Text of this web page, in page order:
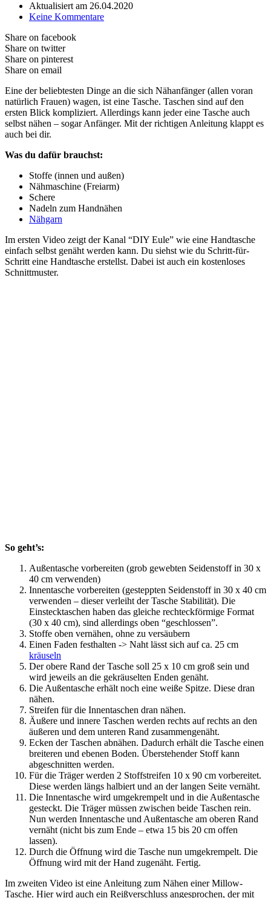
Aktualisiert am 26.04.2020
Keine Kommentare
Share on facebook
Share on twitter
Share on pinterest
Share on email
Eine der beliebtesten Dinge an die sich Nähanfänger (allen voran
natürlich Frauen) wagen, ist eine Tasche. Taschen sind auf den
ersten Blick kompliziert. Allerdings kann jeder eine Tasche auch
selbst nähen – sogar Anfänger. Mit der richtigen Anleitung klappt es
auch bei dir.
Was du dafür brauchst:
Stoffe (innen und außen)
Nähmaschine (Freiarm)
Schere
Nadeln zum Handnähen
Nähgarn
Im ersten Video zeigt der Kanal “DIY Eule” wie eine Handtasche
einfach selbst genäht werden kann. Du siehst wie du Schritt-für-
Schritt eine Handtasche erstellst. Dabei ist auch ein kostenloses
Schnittmuster.
So geht’s:
Außentasche vorbereiten (grob gewebten Seidenstoff in 30 x
40 cm verwenden)
Innentasche vorbereiten (gesteppten Seidenstoff in 30 x 40 cm
verwenden – dieser verleiht der Tasche Stabilität). Die
Einstecktaschen haben das gleiche rechteckförmige Format
(30 x 40 cm), sind allerdings oben “geschlossen”.
Stoffe oben vernähen, ohne zu versäubern
Einen Faden festhalten -> Naht lässt sich auf ca. 25 cm
kräuseln
Der obere Rand der Tasche soll 25 x 10 cm groß sein und
wird jeweils an die gekräuselten Enden genäht.
Die Außentasche erhält noch eine weiße Spitze. Diese dran
nähen.
Streifen für die Innentaschen dran nähen.
Äußere und innere Taschen werden rechts auf rechts an den
äußeren und dem unteren Rand zusammengenäht.
Ecken der Taschen abnähen. Dadurch erhält die Tasche einen
breiteren und ebenen Boden. Überstehender Stoff kann
abgeschnitten werden.
Für die Träger werden 2 Stoffstreifen 10 x 90 cm vorbereitet.
Diese werden längs halbiert und an der langen Seite vernäht.
Die Innentasche wird umgekrempelt und in die Außentasche
gesteckt. Die Träger müssen zwischen beide Taschen rein.
Nun werden Innentasche und Außentasche am oberen Rand
vernäht (nicht bis zum Ende – etwa 15 bis 20 cm offen
lassen).
Durch die Öffnung wird die Tasche nun umgekrempelt. Die
Öffnung wird mit der Hand zugenäht. Fertig.
Im zweiten Video ist eine Anleitung zum Nähen einer Millow-
Tasche. Hier wird auch ein Reißverschluss angesprochen, der mit